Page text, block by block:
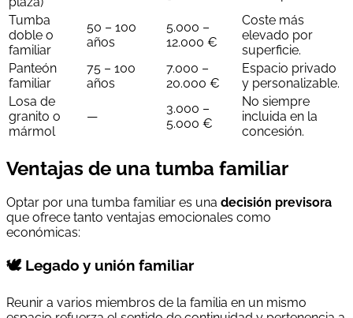
Tumba
doble o
familiar
50 – 100
años
5.000 –
12.000 €
Coste más
elevado por
superficie.
Panteón
familiar
75 – 100
años
7.000 –
20.000 €
Espacio privado
y personalizable.
Losa de
granito o
mármol
—
3.000 –
5.000 €
No siempre
incluida en la
concesión.
Ventajas de una tumba familiar
Optar por una tumba familiar es una decisión previsora
que ofrece tanto ventajas emocionales como
económicas:
🕊️ Legado y unión familiar
Reunir a varios miembros de la familia en un mismo